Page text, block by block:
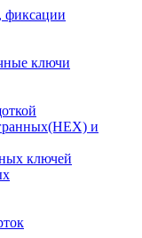
фиксации
ключи
и
ключей